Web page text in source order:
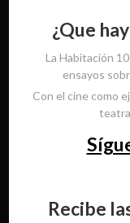
¿Que
La Habitación
ensayos
Con el cine como
Recibe